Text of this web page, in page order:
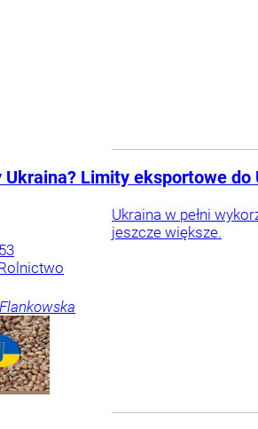
Ukraina? Limity eksportowe do
Ukraina w pełni
jeszcze większe.
Flankowska